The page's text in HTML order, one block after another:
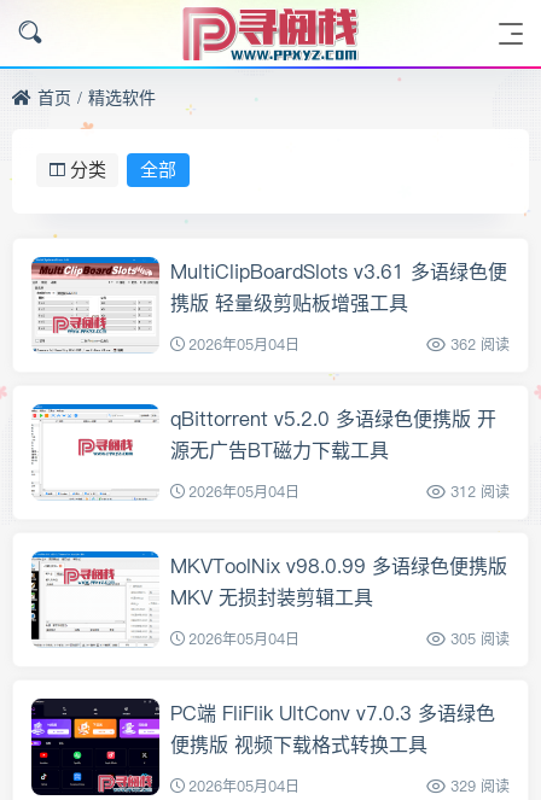
首页 精选软件
分类 全部
MultiClipBoardSlots v3.61 多语绿色便
携版 轻量级剪贴板增强工具
2026年05月04日 362 阅读
qBittorrent v5.2.0 多语绿色便携版 开
源无广告BT磁力下载工具
2026年05月04日 312 阅读
MKVToolNix v98.0.99 多语绿色便携版
MKV 无损封装剪辑工具
2026年05月04日 305 阅读
PC端 FliFlik UltConv v7.0.3 多语绿色
便携版 视频下载格式转换工具
2026年05月04日 329 阅读